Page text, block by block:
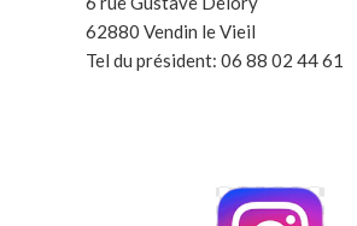
62880 Vendin le Vieil
Tel du président: 06 88 02 44 61